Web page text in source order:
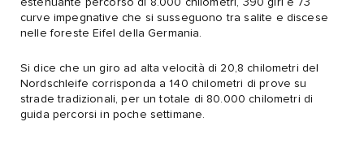
estenuante percorso di 8.000 chilometri, 390 giri e 73
curve impegnative che si susseguono tra salite e discese
nelle foreste Eifel della Germania.
Si dice che un giro ad alta velocità di 20,8 chilometri del
Nordschleife corrisponda a 140 chilometri di prove su
strade tradizionali, per un totale di 80.000 chilometri di
guida percorsi in poche settimane.